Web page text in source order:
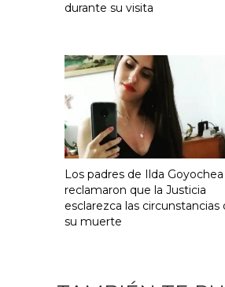
durante su visita
Los padres de Ilda Goyochea
reclamaron que la Justicia
esclarezca las circunstancias
su muerte